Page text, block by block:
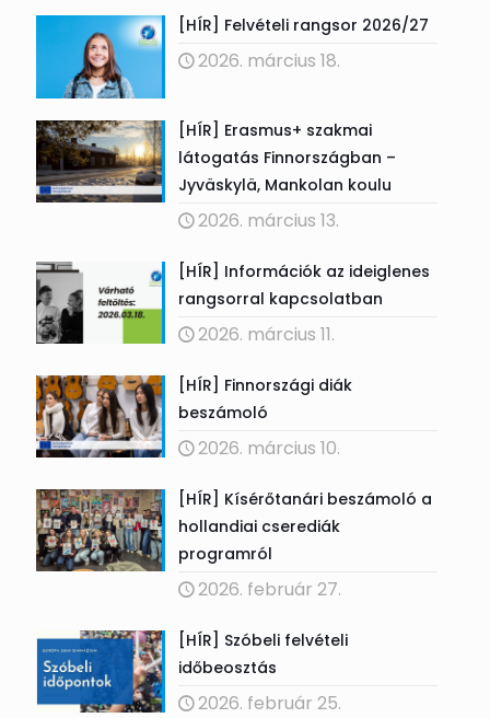
[HÍR] Felvételi rangsor 2026/27
2026. március 18.
[HÍR] Erasmus+ szakmai
látogatás Finnországban –
Jyväskylä, Mankolan koulu
2026. március 13.
[HÍR] Információk az ideiglenes
rangsorral kapcsolatban
2026. március 11.
[HÍR] Finnországi diák
beszámoló
2026. március 10.
[HÍR] Kísérőtanári beszámoló a
hollandiai cserediák
programról
2026. február 27.
[HÍR] Szóbeli felvételi
időbeosztás
2026. február 25.